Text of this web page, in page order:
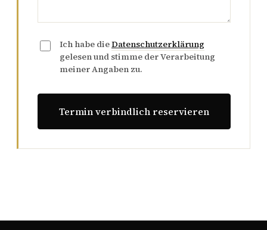
Ich habe dieDatenschutzerklärung
gelesen und stimme der Verarbeitung
meiner Angaben zu.
Termin verbindlich reservieren